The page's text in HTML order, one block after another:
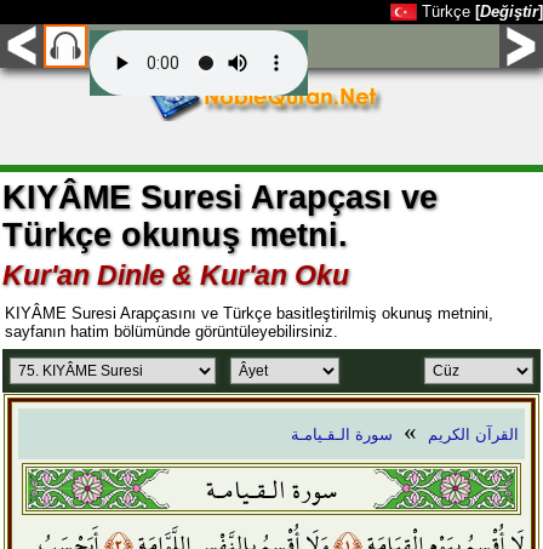
Türkçe [Değiştir]
KIYÂME Suresi Arapçası ve
Türkçe okunuş metni.
Kur'an Dinle & Kur'an Oku
KIYÂME Suresi Arapçasını ve Türkçe basitleştirilmiş okunuş metnini,
sayfanın hatim bölümünde görüntüleyebilirsiniz.
القرآن الكريم » سورة الـقـيامـة
سورة الـقـيامـة